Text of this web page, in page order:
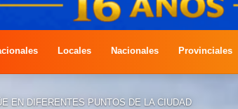
Locales Nacionales Provinciales
EN DIFERENTES PUNTOS DE LA CIUDAD